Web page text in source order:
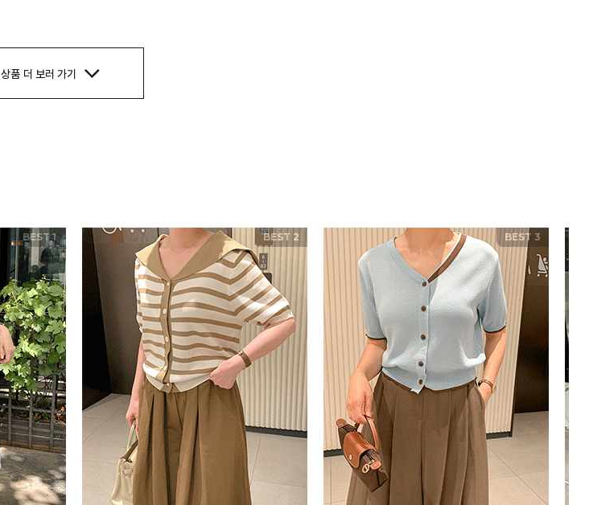
상품 더 보러 가기
BEST 1 BEST 2 BEST 3